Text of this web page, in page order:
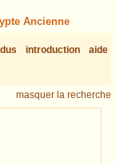
Ancienne
introduction
aide
masquer la recherche